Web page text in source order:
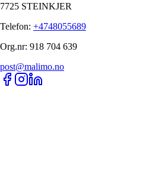
7725 STEINKJER
Telefon: +4748055689
Org.nr: 918 704 639
post@malimo.no